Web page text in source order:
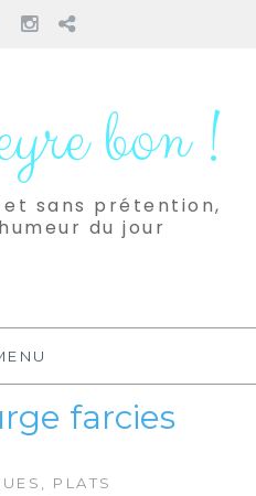
Instagram
Pinterest
bon !
sans prétention,
du jour
farcies
PLATS